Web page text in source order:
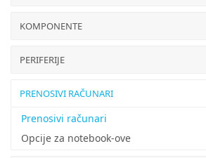
KOMPONENTE
PERIFERIJE
PRENOSIVI RAČUNARI
Prenosivi računari
Opcije za notebook-ove